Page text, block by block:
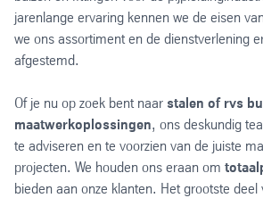
jarenlange ervaring kennen we de eisen
we ons assortiment en de dienstverlening
afgestemd.
Of je nu op zoek bent naar stalen of rvs
maatwerkoplossingen, ons deskundig
te adviseren en te voorzien van de juiste
projecten. We houden ons eraan om
bieden aan onze klanten. Het grootste